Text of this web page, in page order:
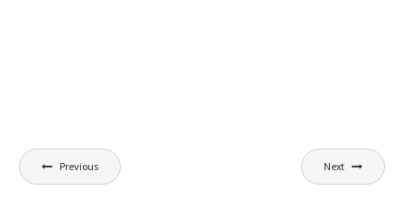
Nawigacja
wpisu
Previous Next